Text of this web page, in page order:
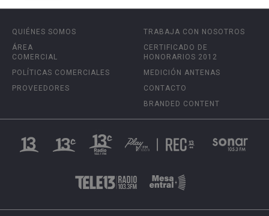
QUIÉNES SOMOS
ÁREA
COMERCIAL
POLÍTICAS COMERCIALES
PROVEEDORES
TRABAJA CON NOSOTROS
CERTIFICADO DE
HONORARIOS 2012
MEDICIÓN ANTENAS
CONTACTO
BRANDED CONTENT